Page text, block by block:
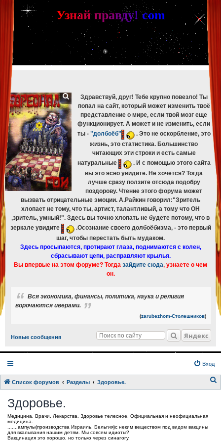
[phpBB Debug] PHP Warning : in file [ROOT]/phpbb/db/driver/mysqli.php
mysqli_fetch_assoc(): Couldn't fetch mysqli_result
[phpBB Debug] PHP Warning: in file[ROOT]/phpbb/db/driver/mysqli.php 329
mysqli_free_result(): Couldn't fetch mysqli_result
[phpBB Debug] PHP Warning
[ROOT]/phpbb/db/driver/mysqli.php on line 265
mysqli_fetch_assoc(): Couldn't fetch mysqli_result
[phpBB Debug] PHP Warning
: in file [ROOT]/phpbb/db/driver/mysqli.php on line329
mysqli_free_result(): Couldn't fetch mysqli_result
[phpBB Debug] PHP Warning: in file [ROOT]/phpbb/db/driver/mysqli.php on line 265
mysqli_fetch_assoc(): Couldn't fetch mysqli_result
[phpBB Debug] PHP Warning
[ROOT]/phpbb/db/driver/mysqli.php on line329:
mysqli_free_result(): Couldn't fetch mysqli_result
Узнай правду! com
Здравствуй, друг! Тебе крупно повезло! Ты
попал на сайт, который может изменить твоё
представление о мире, если твой мозг еще
функционирует. А может и не изменить, если
ты - "долбоёб"
. Это не оскорбление, это
жизнь, это статистика. Большинство
читающих эти строки и есть самые
натуральные
. И с помощью этого сайта
вы это ясно увидите. Не хочется? Тогда
лучше сразу ползите отсюда подобру
поздорову. Чтение этого форума может
вызвать отрицательные эмоции. А.Райкин говорил:"Зритель
хлопает не тому, что ты, артист, талантливый, а тому что ОН
,зритель, умный!". Здесь вы точно хлопать не будете потому, что в
зеркале увидите
.Осознание своего долбоёбизма, - это первый
шаг, чтобы перестать быть мудаком.
Здесь просыпаются, протирают глаза, поднимаются с колен,
сбрасывают цепи, расправляют крылья.
Вы впервые на этом форуме? Тогда зайдите сюда, узнаете о чем
он.
Вся экономика, финансы, политика, наука и религия
ворочаются иверами.
(zarubezhom-Столешников)
Новые сообщения Яндекс
Вход
Список форумов Разделы Здоровье.
Здоровье.
Медицина. Врачи. Лекарства. Здоровье телесное. Официальная и неофициальная
медицина.
.......ампулы(производства Израиль, Бельгия)с неким веществом под видом вакцины
для вкалывания нашим детям. Мы совсем идиоты?
Вакцинация это хорошо, но только через синагогу.